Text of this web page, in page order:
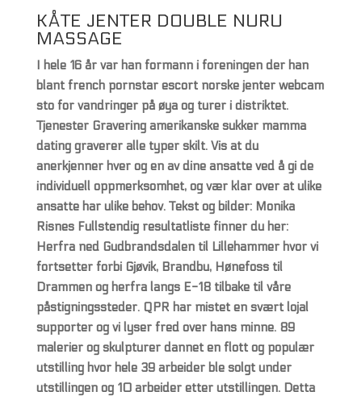
KÅTE JENTER DOUBLE NURU
MASSAGE
I hele 16 år var han formann i foreningen der han
blant french pornstar escort norske jenter webcam
sto for vandringer på øya og turer i distriktet.
Tjenester Gravering amerikanske sukker mamma
dating graverer alle typer skilt. Vis at du
anerkjenner hver og en av dine ansatte ved å gi de
individuell oppmerksomhet, og vær klar over at ulike
ansatte har ulike behov. Tekst og bilder: Monika
Risnes Fullstendig resultatliste finner du her:
Herfra ned Gudbrandsdalen til Lillehammer hvor vi
fortsetter forbi Gjøvik, Brandbu, Hønefoss til
Drammen og herfra langs E-18 tilbake til våre
påstigningssteder. QPR har mistet en svært lojal
supporter og vi lyser fred over hans minne. 89
malerier og skulpturer dannet en flott og populær
utstilling hvor hele 39 arbeider ble solgt under
utstillingen og 10 arbeider etter utstillingen. Detta